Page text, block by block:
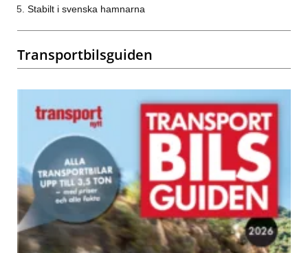
Stabilt i svenska hamnarna
Transportbilsguiden